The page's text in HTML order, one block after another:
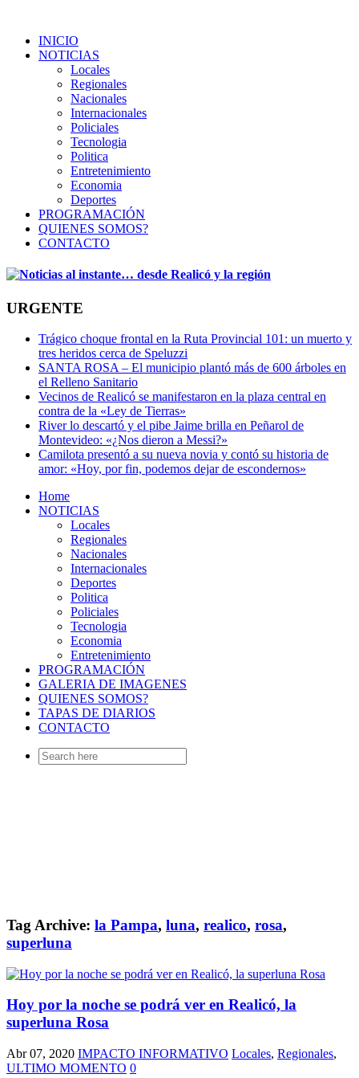
INICIO
NOTICIAS
Locales
Regionales
Nacionales
Internacionales
Policiales
Tecnologia
Politica
Entretenimiento
Economia
Deportes
PROGRAMACIÓN
QUIENES SOMOS?
CONTACTO
URGENTE
Trágico choque frontal en la Ruta Provincial 101: un muerto y
tres heridos cerca de Speluzzi
SANTA ROSA – El municipio plantó más de 600 árboles en
el Relleno Sanitario
Vecinos de Realicó se manifestaron en la plaza central en
contra de la «Ley de Tierras»
River lo descartó y el pibe Jaime brilla en Peñarol de
Montevideo: «¿Nos dieron a Messi?»
Camilota presentó a su nueva novia y contó su historia de
amor: «Hoy, por fin, podemos dejar de escondernos»
Home
NOTICIAS
Locales
Regionales
Nacionales
Internacionales
Deportes
Politica
Policiales
Tecnologia
Economia
Entretenimiento
PROGRAMACIÓN
GALERIA DE IMAGENES
QUIENES SOMOS?
TAPAS DE DIARIOS
CONTACTO
Search
for:
Tag Archive: la Pampa, luna, realico, rosa,
superluna
Hoy por la noche se podrá ver en Realicó, la
superluna Rosa
Abr 07, 2020 IMPACTO INFORMATIVO Locales, Regionales,
ULTIMO MOMENTO 0